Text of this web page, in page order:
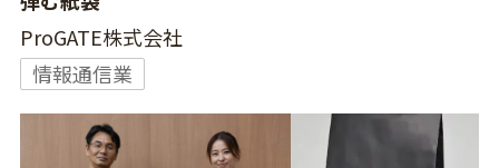
ProGATE株式会社
情報通信業